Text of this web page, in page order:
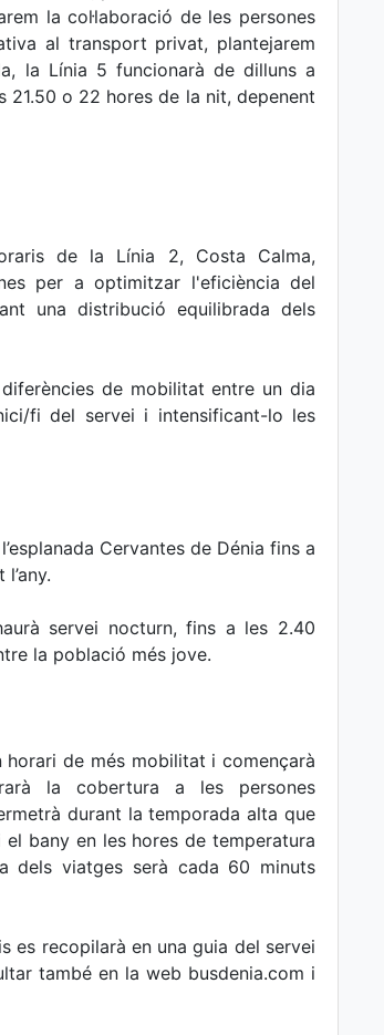
la col·laboració de les persones
al transport privat, plantejarem
la Línia 5 funcionarà de dilluns a
21.50 o 22 hores de la nit, depenent
de la Línia 2, Costa Calma,
per a optimitzar l'eficiència del
una distribució equilibrada dels
diferències de mobilitat entre un dia
fi del servei i intensificant-lo les
Cervantes de Dénia fins a
servei nocturn, fins a les 2.40
la població més jove.
de més mobilitat i començarà
la cobertura a les persones
durant la temporada alta que
bany en les hores de temperatura
dels viatges serà cada 60 minuts
es recopilarà en una guia del servei
també en la web busdenia.com i